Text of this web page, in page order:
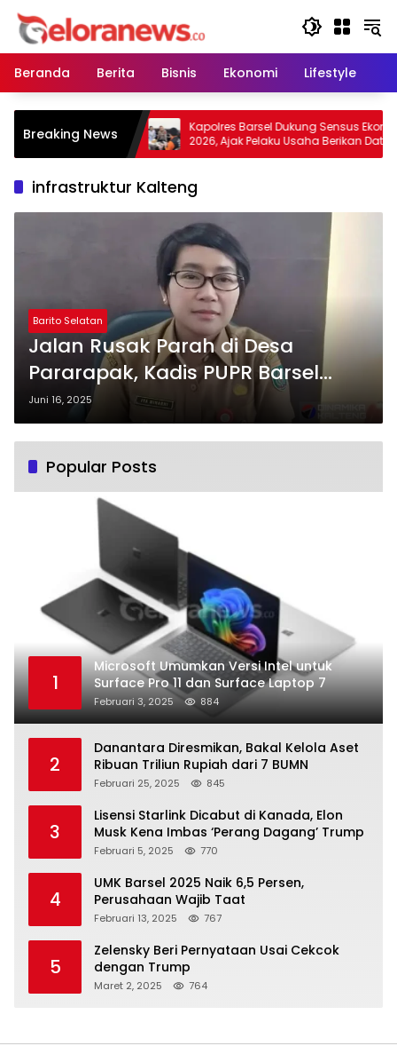
Langsung
konten
Beranda
Berita Bisnis Ekonomi Lifestyle
Breaking News
Tidak
Lahan, Wujudkan
Asap
Kapolres Barsel Dukung Sensus Ekonomi
2026, Ajak Pelaku Usaha Berikan Data
yang Jujur
infrastruktur Kalteng
Barito Selatan
Jalan Rusak Parah di Desa
Pararapak, Kadis PUPR Barsel
Minta Izin Tangani Sementara
Juni 16, 2025
Popular Posts
1
Microsoft Umumkan Versi Intel untuk
Surface Pro 11 dan Surface Laptop 7
Februari 3, 2025 884
2
Danantara Diresmikan, Bakal Kelola Aset
Ribuan Triliun Rupiah dari 7 BUMN
Februari 25, 2025 845
3
Lisensi Starlink Dicabut di Kanada, Elon
Musk Kena Imbas ‘Perang Dagang’ Trump
Februari 5, 2025 770
4
UMK Barsel 2025 Naik 6,5 Persen,
Perusahaan Wajib Taat
Februari 13, 2025 767
5
Zelensky Beri Pernyataan Usai Cekcok
dengan Trump
Maret 2, 2025 764